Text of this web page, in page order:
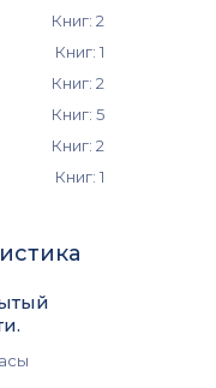
Книг: 2
Книг: 1
Книг: 2
Книг: 5
Книг: 2
Книг: 1